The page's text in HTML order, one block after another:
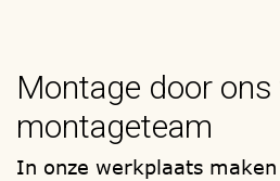
totaal compleet prefab
thuis afgeleverd, om zelf
monteren. Onze
Montage door
montageteam
In onze werkplaats